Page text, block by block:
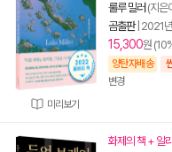
미리보기
룰루 밀러 (지은
곰출판| 2021
15,300원
양탄자배송
변경
화제의 책 + 알